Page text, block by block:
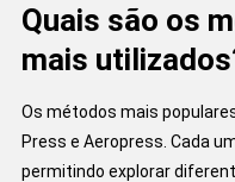
Quais são os
mais
Os métodos mais
Press e Aeropress. Cada
permitindo explorar